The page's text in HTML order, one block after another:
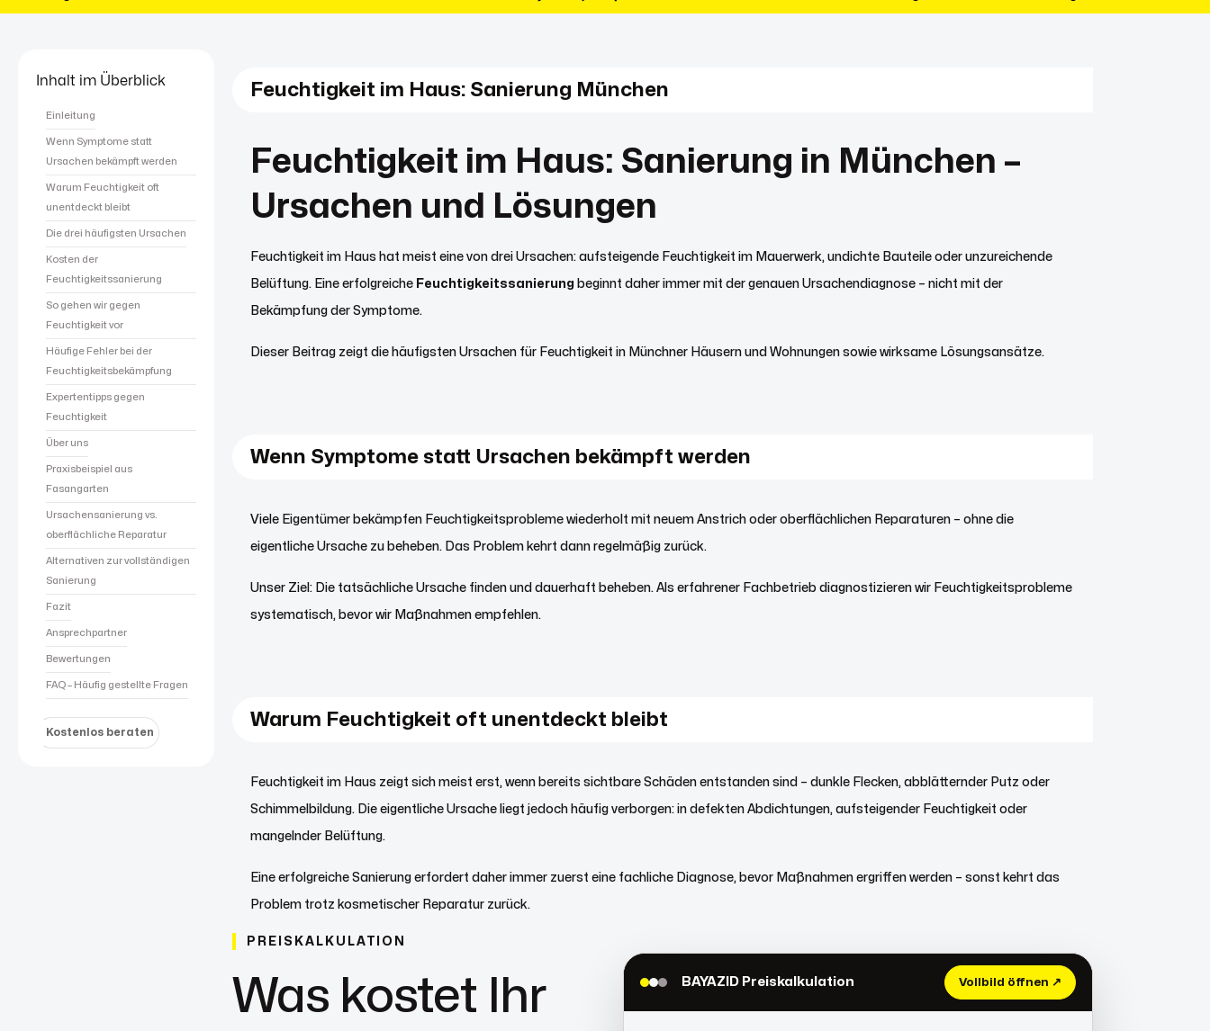
Inhalt im Überblick
Einleitung
Wenn Symptome statt
Ursachen bekämpft werden
Warum Feuchtigkeit oft
unentdeckt bleibt
Die drei häufigsten Ursachen
Kosten der
Feuchtigkeitssanierung
So gehen wir gegen
Feuchtigkeit vor
Häufige Fehler bei der
Feuchtigkeitsbekämpfung
Expertentipps gegen
Feuchtigkeit
Über uns
Praxisbeispiel aus
Fasangarten
Ursachensanierung vs.
oberflächliche Reparatur
Alternativen zur vollständigen
Sanierung
Fazit
Ansprechpartner
Bewertungen
FAQ – Häufig gestellte Fragen
Kostenlos beraten
Feuchtigkeit im Haus: Sanierung München
Feuchtigkeit im Haus: Sanierung in München –
Ursachen und Lösungen
Feuchtigkeit im Haus hat meist eine von drei Ursachen: aufsteigende Feuchtigkeit im Mauerwerk, undichte Bauteile oder unzureichende
Belüftung. Eine erfolgreiche Feuchtigkeitssanierung beginnt daher immer mit der genauen Ursachendiagnose – nicht mit der
Bekämpfung der Symptome.
Dieser Beitrag zeigt die häufigsten Ursachen für Feuchtigkeit in Münchner Häusern und Wohnungen sowie wirksame Lösungsansätze.
Wenn Symptome statt Ursachen bekämpft werden
Viele Eigentümer bekämpfen Feuchtigkeitsprobleme wiederholt mit neuem Anstrich oder oberflächlichen Reparaturen – ohne die
eigentliche Ursache zu beheben. Das Problem kehrt dann regelmäßig zurück.
Unser Ziel: Die tatsächliche Ursache finden und dauerhaft beheben. Als erfahrener Fachbetrieb diagnostizieren wir Feuchtigkeitsprobleme
systematisch, bevor wir Maßnahmen empfehlen.
Warum Feuchtigkeit oft unentdeckt bleibt
Feuchtigkeit im Haus zeigt sich meist erst, wenn bereits sichtbare Schäden entstanden sind – dunkle Flecken, abblätternder Putz oder
Schimmelbildung. Die eigentliche Ursache liegt jedoch häufig verborgen: in defekten Abdichtungen, aufsteigender Feuchtigkeit oder
mangelnder Belüftung.
Eine erfolgreiche Sanierung erfordert daher immer zuerst eine fachliche Diagnose, bevor Maßnahmen ergriffen werden – sonst kehrt das
Problem trotz kosmetischer Reparatur zurück.
PREISKALKULATION
Was kostet Ihr
BAYAZID Preiskalkulation Vollbild öffnen ↗
Zur Preisberechnung